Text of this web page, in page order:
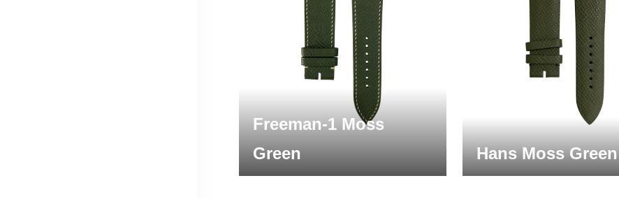
Freeman-1 Moss
Green
Hans Moss Green